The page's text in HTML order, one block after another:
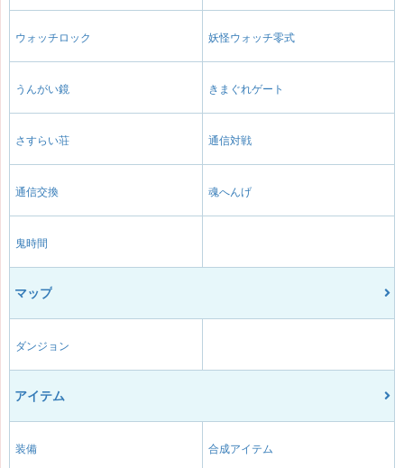
ウォッチロック 妖怪ウォッチ零式
うんがい鏡 きまぐれゲート
さすらい荘 通信対戦
通信交換 魂へんげ
鬼時間
マップ
ダンジョン
アイテム
装備 合成アイテム